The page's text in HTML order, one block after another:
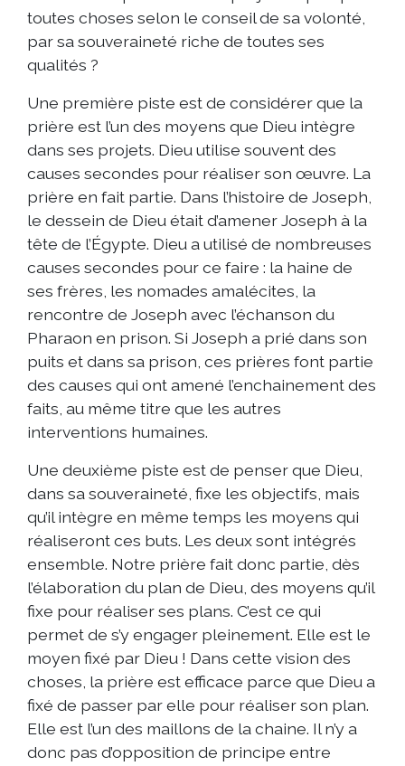
toutes choses selon le conseil de sa volonté,
par sa souveraineté riche de toutes ses
qualités ?
Une première piste est de considérer que la
prière est l’un des moyens que Dieu intègre
dans ses projets. Dieu utilise souvent des
causes secondes pour réaliser son œuvre. La
prière en fait partie. Dans l’histoire de Joseph,
le dessein de Dieu était d’amener Joseph à la
tête de l’Égypte. Dieu a utilisé de nombreuses
causes secondes pour ce faire : la haine de
ses frères, les nomades amalécites, la
rencontre de Joseph avec l’échanson du
Pharaon en prison. Si Joseph a prié dans son
puits et dans sa prison, ces prières font partie
des causes qui ont amené l’enchainement des
faits, au même titre que les autres
interventions humaines.
Une deuxième piste est de penser que Dieu,
dans sa souveraineté, fixe les objectifs, mais
qu’il intègre en même temps les moyens qui
réaliseront ces buts. Les deux sont intégrés
ensemble. Notre prière fait donc partie, dès
l’élaboration du plan de Dieu, des moyens qu’il
fixe pour réaliser ses plans. C’est ce qui
permet de s’y engager pleinement. Elle est le
moyen fixé par Dieu ! Dans cette vision des
choses, la prière est efficace parce que Dieu a
fixé de passer par elle pour réaliser son plan.
Elle est l’un des maillons de la chaine. Il n’y a
donc pas d’opposition de principe entre